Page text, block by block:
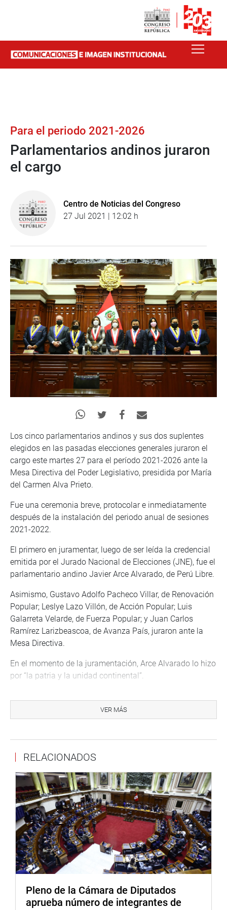
Para el periodo 2021-2026
Parlamentarios andinos juraron
el cargo
Centro de Noticias del Congreso
27 Jul 2021 | 12:02 h
Los cinco parlamentarios andinos y sus dos suplentes
elegidos en las pasadas elecciones generales juraron el
cargo este martes 27 para el período 2021-2026 ante la
Mesa Directiva del Poder Legislativo, presidida por María
del Carmen Alva Prieto.
Fue una ceremonia breve, protocolar e inmediatamente
después de la instalación del periodo anual de sesiones
2021-2022.
El primero en juramentar, luego de ser leída la credencial
emitida por el Jurado Nacional de Elecciones (JNE), fue el
parlamentario andino Javier Arce Alvarado, de Perú Libre.
Asimismo, Gustavo Adolfo Pacheco Villar, de Renovación
Popular; Leslye Lazo Villón, de Acción Popular; Luis
Galarreta Velarde, de Fuerza Popular; y Juan Carlos
Ramírez Larizbeascoa, de Avanza País, juraron ante la
Mesa Directiva.
En el momento de la juramentación, Arce Alvarado lo hizo
por “la patria y la unidad continental”.
organización política, el juramento “por Dios, por la patria
y la familia”; Lazo Villón expresó lo siguiente: “Por mi
Larizbeascoa lo hicieron con un sonoro “sí, juro”.
Seguidamente fueron juramentados los dos suplentes de
los titulares de sus partidos.
Por Perú Libre, Nury Guisela Jilapa Humpire y Yury César
Castro Romero; por Renovación Popular, Sitza Lita
Romero Peralta y, Gilberto Lorenzo Díaz Peralta.
Por Acción Popular juraron Freddy Dante Calizaya Quispe
y Ana López Cueva; por Fuerza Popular, Anakaren Sofia
Aguilar Terrores y Jaime Agustín Sobero Taira; y
Espinoza.
VER MÁS
RELACIONADOS
Pleno de la Cámara de Diputados
aprueba número de integrantes de